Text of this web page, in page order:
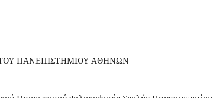
ΠΑΝΕΠΙΣΤΗΜΙΟΥ ΑΘΗΝΩΝ